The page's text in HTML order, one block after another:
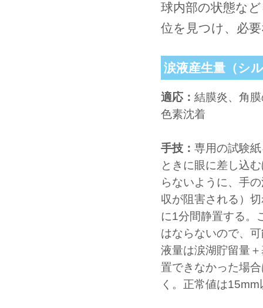
球内部の状態な
位を見つけ、必
涙液産生量（シ
適応： 結膜炎、角
色素沈着
手技： 専用の試験
ときに眼に差し込
らないように、手
収が阻害される）
に1分間静置する。
はならないので、
液量は涙湖貯留量
置できなかった場
く。正常値は